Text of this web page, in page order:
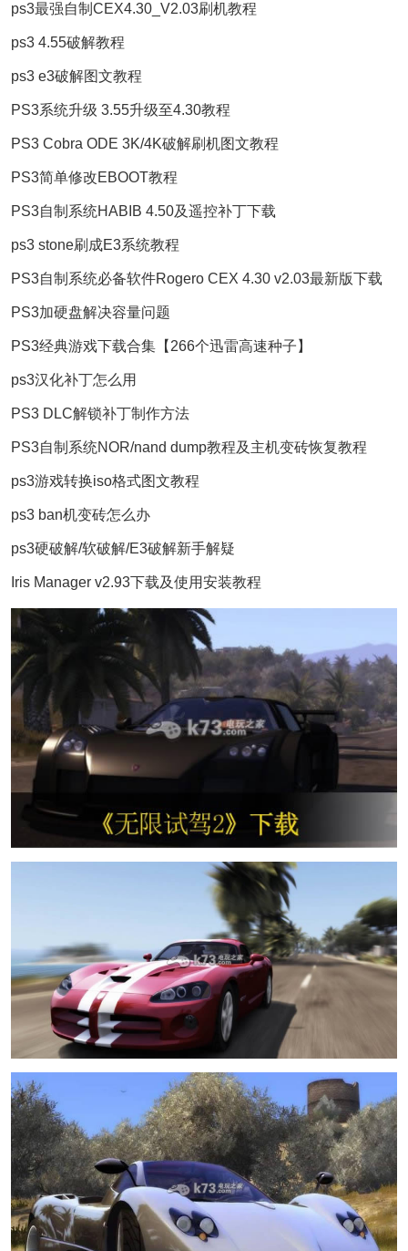
ps3最强自制CEX4.30_V2.03刷机教程
ps3 4.55破解教程
ps3 e3破解图文教程
PS3系统升级 3.55升级至4.30教程
PS3 Cobra ODE 3K/4K破解刷机图文教程
PS3简单修改EBOOT教程
PS3自制系统HABIB 4.50及遥控补丁下载
ps3 stone刷成E3系统教程
PS3自制系统必备软件Rogero CEX 4.30 v2.03最新版下载
PS3加硬盘解决容量问题
PS3经典游戏下载合集【266个迅雷高速种子】
ps3汉化补丁怎么用
PS3 DLC解锁补丁制作方法
PS3自制系统NOR/nand dump教程及主机变砖恢复教程
ps3游戏转换iso格式图文教程
ps3 ban机变砖怎么办
ps3硬破解/软破解/E3破解新手解疑
Iris Manager v2.93下载及使用安装教程